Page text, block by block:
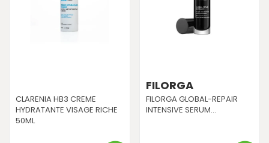
CLARENIA HB3 CREME
HYDRATANTE VISAGE RICHE
50ML
FILORGA
FILORGA GLOBAL-REPAIR
INTENSIVE SERUM...